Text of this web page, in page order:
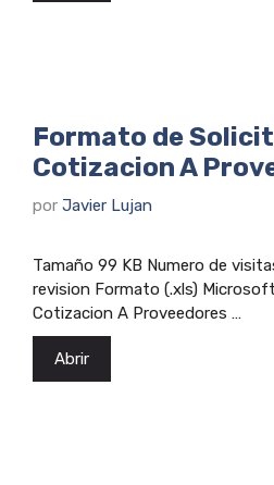
Formato de
Cotizacion A
por Javier Lujan
Tamaño 99 KB Numero de
revision Formato (.xls)
Cotizacion A Proveedores …
Abrir